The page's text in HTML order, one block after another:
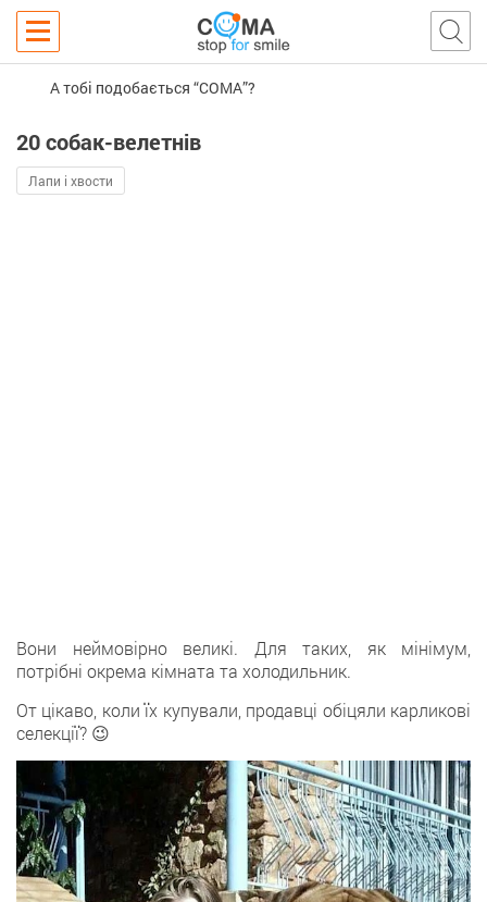
А тобі подобається “COMA”?
20 собак-велетнів
Лапи і хвости
Вони неймовірно великі. Для таких, як мінімум,
потрібні окрема кімната та холодильник.
От цікаво, коли їх купували, продавці обіцяли карликові
селекції? 😉